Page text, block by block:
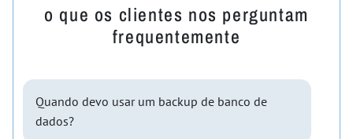
o que os clientes nos perguntam
frequentemente
Quando devo usar um backup de banco de
dados?